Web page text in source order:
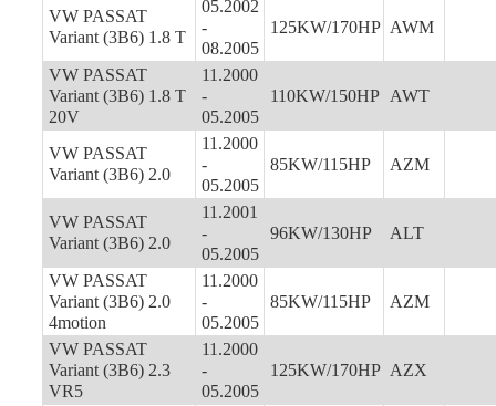
VW PASSAT
Variant (3B6) 1.8 T
05.2002
-
08.2005
125KW/170HP AWM
VW PASSAT
Variant (3B6) 1.8 T
20V
11.2000
-
05.2005
110KW/150HP AWT
VW PASSAT
Variant (3B6) 2.0
11.2000
-
05.2005
85KW/115HP AZM
VW PASSAT
Variant (3B6) 2.0
11.2001
-
05.2005
96KW/130HP ALT
VW PASSAT
Variant (3B6) 2.0
4motion
11.2000
-
05.2005
85KW/115HP AZM
VW PASSAT
Variant (3B6) 2.3
VR5
11.2000
-
05.2005
125KW/170HP AZX